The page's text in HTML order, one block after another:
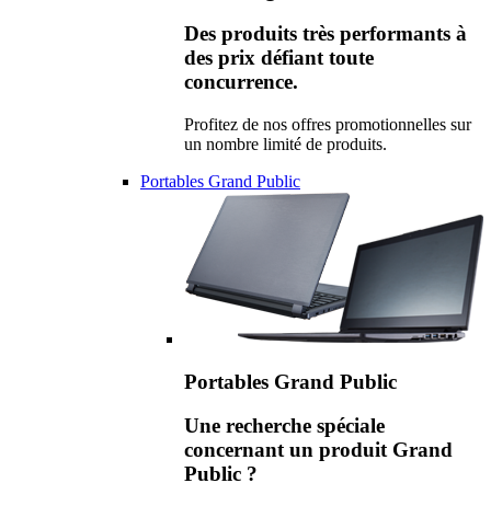
Des produits très performants à
des prix défiant toute
concurrence.
Profitez de nos offres promotionnelles sur
un nombre limité de produits.
Portables Grand Public
Portables Grand Public
Une recherche spéciale
concernant un produit Grand
Public ?